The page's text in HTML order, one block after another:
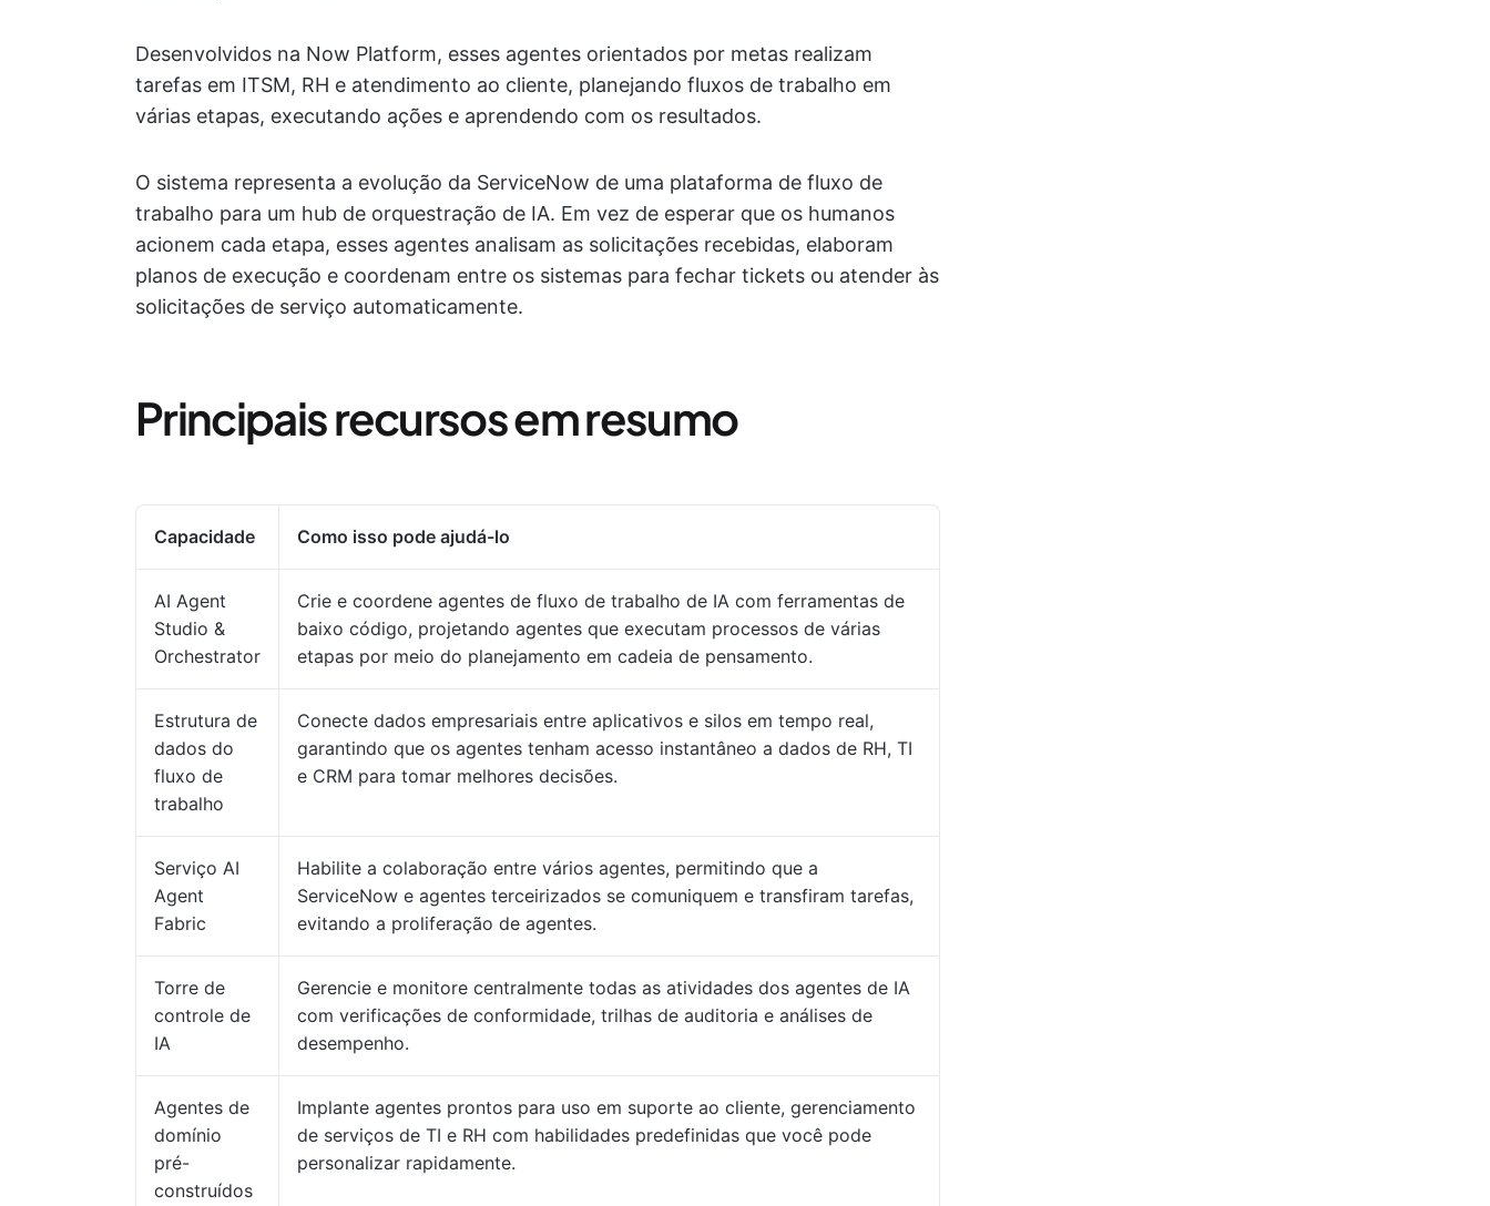
Desenvolvidos na Now Platform, esses agentes orientados por metas realizam
tarefas em ITSM, RH e atendimento ao cliente, planejando fluxos de trabalho em
várias etapas, executando ações e aprendendo com os resultados.
O sistema representa a evolução da ServiceNow de uma plataforma de fluxo de
trabalho para um hub de orquestração de IA. Em vez de esperar que os humanos
acionem cada etapa, esses agentes analisam as solicitações recebidas, elaboram
planos de execução e coordenam entre os sistemas para fechar tickets ou atender às
solicitações de serviço automaticamente.
Principais recursos em resumo
Capacidade Como isso pode ajudá-lo
AI Agent
Studio &
Orchestrator
Crie e coordene agentes de fluxo de trabalho de IA com ferramentas de
baixo código, projetando agentes que executam processos de várias
etapas por meio do planejamento em cadeia de pensamento.
Estrutura de
dados do
fluxo de
trabalho
Conecte dados empresariais entre aplicativos e silos em tempo real,
garantindo que os agentes tenham acesso instantâneo a dados de RH, TI
e CRM para tomar melhores decisões.
Serviço AI
Agent
Fabric
Habilite a colaboração entre vários agentes, permitindo que a
ServiceNow e agentes terceirizados se comuniquem e transfiram tarefas,
evitando a proliferação de agentes.
Torre de
controle de
IA
Gerencie e monitore centralmente todas as atividades dos agentes de IA
com verificações de conformidade, trilhas de auditoria e análises de
desempenho.
Agentes de
domínio
pré-
construídos
Implante agentes prontos para uso em suporte ao cliente, gerenciamento
de serviços de TI e RH com habilidades predefinidas que você pode
personalizar rapidamente.